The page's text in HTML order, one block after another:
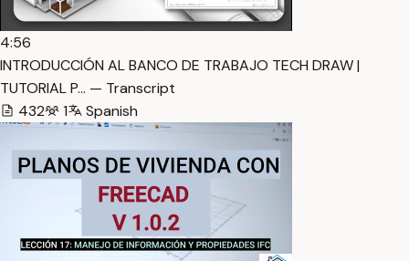
4:56
INTRODUCCIÓN AL BANCO DE TRABAJO TECH DRAW |
TUTORIAL P… — Transcript
432
1 Spanish